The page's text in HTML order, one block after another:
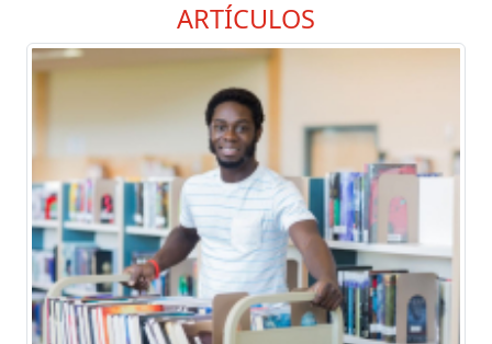
ARTÍCULOS